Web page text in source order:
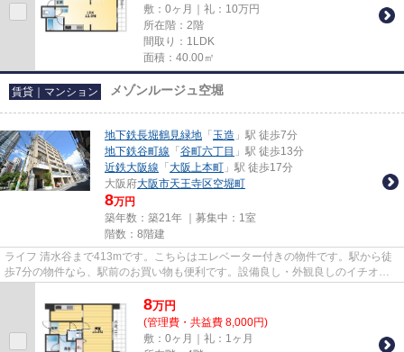
敷：0ヶ月｜礼：10万円
所在階：2階
間取り：1LDK
面積：40.00㎡
賃貸｜マンション メゾンルージュ空堀
地下鉄長堀鶴見緑地 「 玉造 」駅 徒歩7分
地下鉄谷町線 「 谷町六丁目 」駅 徒歩13分
近鉄大阪線 「 大阪上本町 」駅 徒歩17分
大阪府大阪市天王寺区空堀町
8万円
築年数：築21年 ｜募集中： 1室
階数：8階建
ライフ 清水谷まで413mです。こちらはエレベーター付きの物件です。駅から徒
歩7分の物件なら、駅前のお買い物も便利です。設備良し・外観良しのイチオシ
8万円
(管理費・共益費 8,000円)
敷：0ヶ月｜礼：1ヶ月